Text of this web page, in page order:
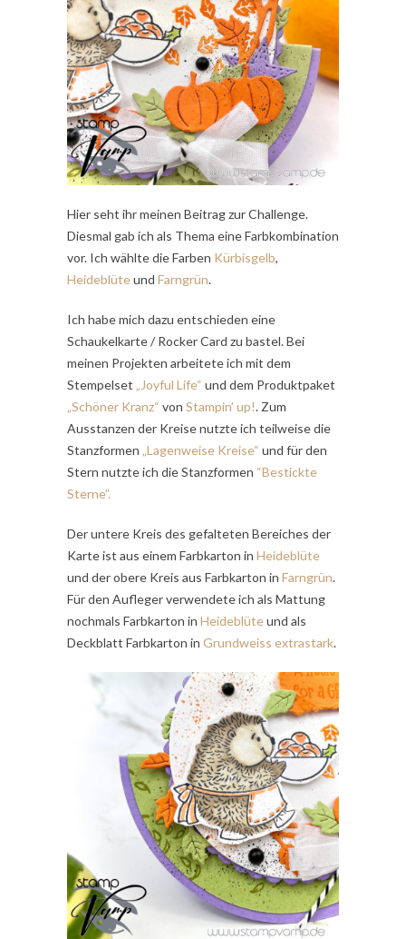
Hier seht ihr meinen Beitrag zur Challenge.
Diesmal gab ich als Thema eine Farbkombination
vor. Ich wählte die Farben Kürbisgelb,
Heideblüteund Farngrün.
Ich habe mich dazu entschieden eine
Schaukelkarte / Rocker Card zu bastel. Bei
meinen Projekten arbeitete ich mit dem
Stempelset „Joyful Life“ und dem Produktpaket
„Schöner Kranz“ von Stampin’ up!. Zum
Ausstanzen der Kreise nutzte ich teilweise die
Stanzformen „Lagenweise Kreise“ und für den
Stern nutzte ich die Stanzformen “Bestickte
Sterne”.
Der untere Kreis des gefalteten Bereiches der
Karte ist aus einem Farbkarton in Heideblüte
und der obere Kreis aus Farbkarton in Farngrün.
Für den Aufleger verwendete ich als Mattung
nochmals Farbkarton in Heideblüteund als
Deckblatt Farbkarton in Grundweiss extrastark.